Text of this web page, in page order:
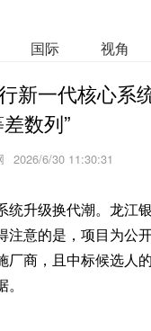
国际 视角
新一代核心系
数列”
2026/6/30 11:30:31
统升级换代潮。龙江
注意的是，项目为公
厂商，且中标候选人